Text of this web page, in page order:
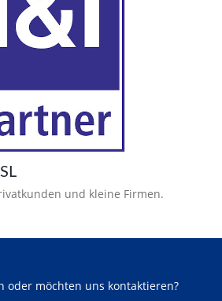
und kleine Firmen.
oder möchten uns kontaktieren?